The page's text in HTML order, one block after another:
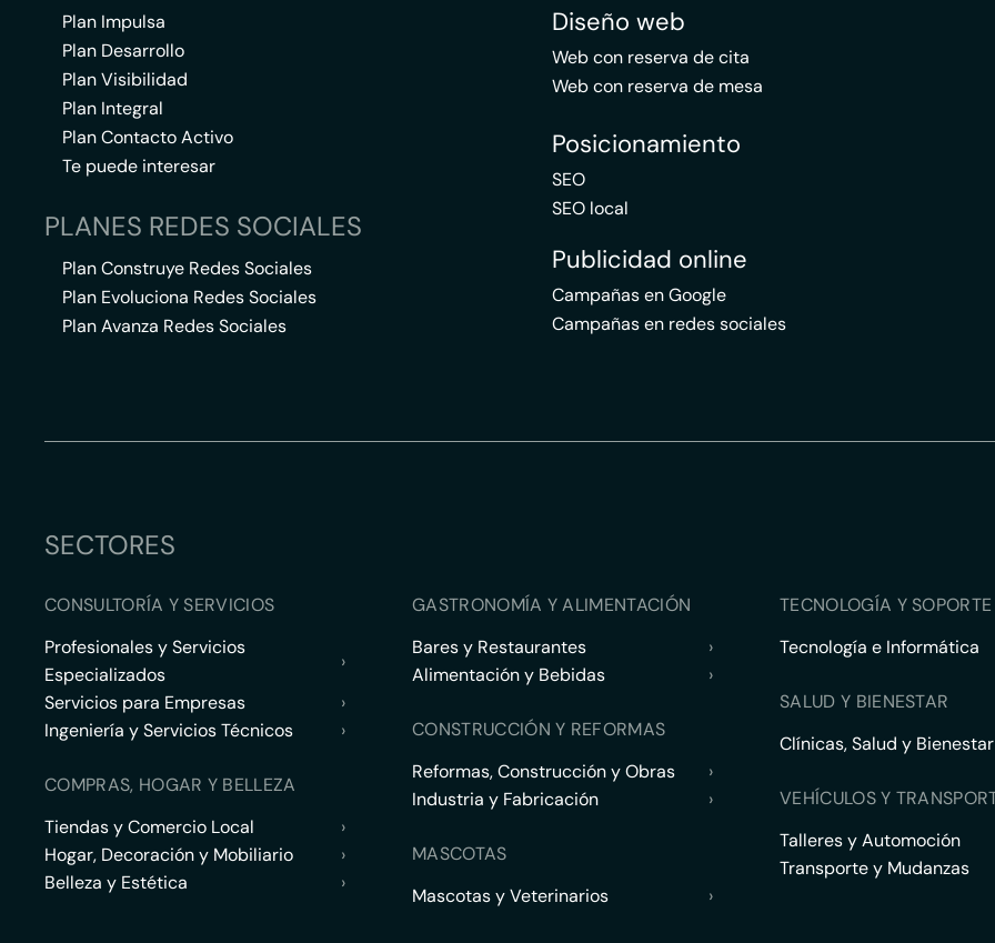
Plan Impulsa
Plan Desarrollo
Plan Visibilidad
Plan Integral
Plan Contacto Activo
Te puede interesar
PLANES REDES SOCIALES
Plan Construye Redes Sociales
Plan Evoluciona Redes Sociales
Plan Avanza Redes Sociales
Diseño web
Web con reserva de cita
Web con reserva de mesa
Posicionamiento
SEO
SEO local
Publicidad online
Campañas en Google
Campañas en redes sociales
SECTORES
CONSULTORÍA Y SERVICIOS
Profesionales y Servicios
Especializados
›
Servicios para Empresas
›
Ingeniería y Servicios Técnicos
›
COMPRAS, HOGAR Y BELLEZA
Tiendas y Comercio Local
›
Hogar, Decoración y Mobiliario
›
Belleza y Estética
›
GASTRONOMÍA Y ALIMENTACIÓN
Bares y Restaurantes
›
Alimentación y Bebidas
›
CONSTRUCCIÓN Y REFORMAS
Reformas, Construcción y Obras
›
Industria y Fabricación
›
MASCOTAS
Mascotas y Veterinarios
›
TECNOLOGÍA Y
Tecnología e Informática
SALUD Y BIENESTAR
Clínicas, Salud y Bienestar
VEHÍCULOS Y
Talleres y Automoción
Transporte y Mudanzas